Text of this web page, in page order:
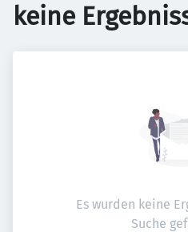
keine
Es wurden keine
Suche